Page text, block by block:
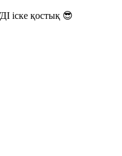
іске қостық 😎